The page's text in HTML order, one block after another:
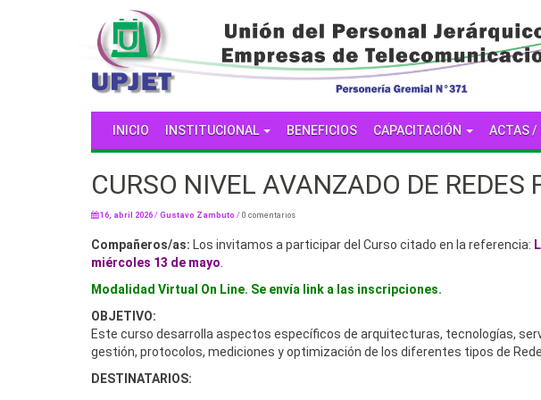
INICIO INSTITUCIONAL BENEFICIOS CAPACITACIÓN ACTAS /
CURSO NIVEL AVANZADO DE REDES
16, abril 2026 / Gustavo Zambuto / 0 comentarios
Compañeros/as: Los invitamos a participar del Curso citado en la referencia:
miércoles 13 de mayo
Modalidad Virtual On Line. Se envía link a las inscripciones.
OBJETIVO:
Este curso desarrolla aspectos específicos de arquitecturas, tecnologías,
gestión, protocolos, mediciones y optimización de los diferentes tipos de
DESTINATARIOS: